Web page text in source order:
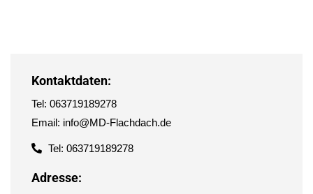
Kontaktdaten:
Tel: 063719189278
Email: info@MD-Flachdach.de
Tel: 063719189278
Adresse: